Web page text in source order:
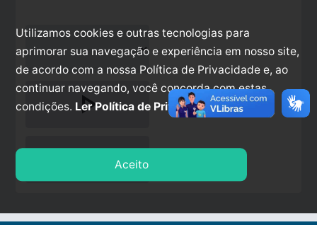
play_arrow
stop
Utilizamos cookies e outras tecnologias para
aprimorar sua navegação e experiência em nosso site,
de acordo com a nossa Política de Privacidade e, ao
continuar navegando, você concorda com estas
condições. Ler Política de Privacidade.
Aceito